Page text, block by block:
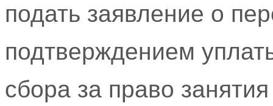
подать заявление о
подтверждением
сбора за право